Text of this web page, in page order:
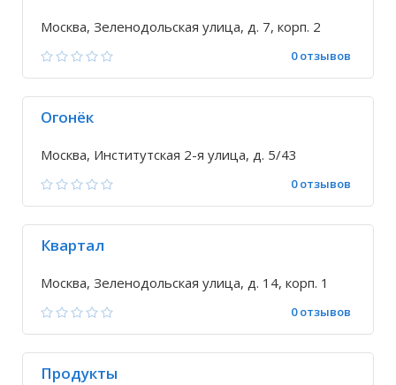
Москва, Зеленодольская улица, д. 7, корп. 2
0 отзывов
Огонёк
Москва, Институтская 2-я улица, д. 5/43
0 отзывов
Квартал
Москва, Зеленодольская улица, д. 14, корп. 1
0 отзывов
Продукты